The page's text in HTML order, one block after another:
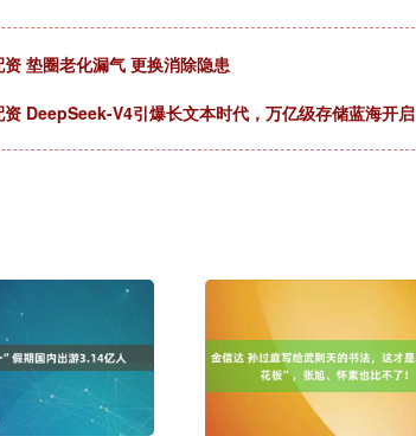
垫圈老化漏气 更换消除隐患
资 DeepSeek-V4引爆长文本时代，万亿级存储蓝海开启